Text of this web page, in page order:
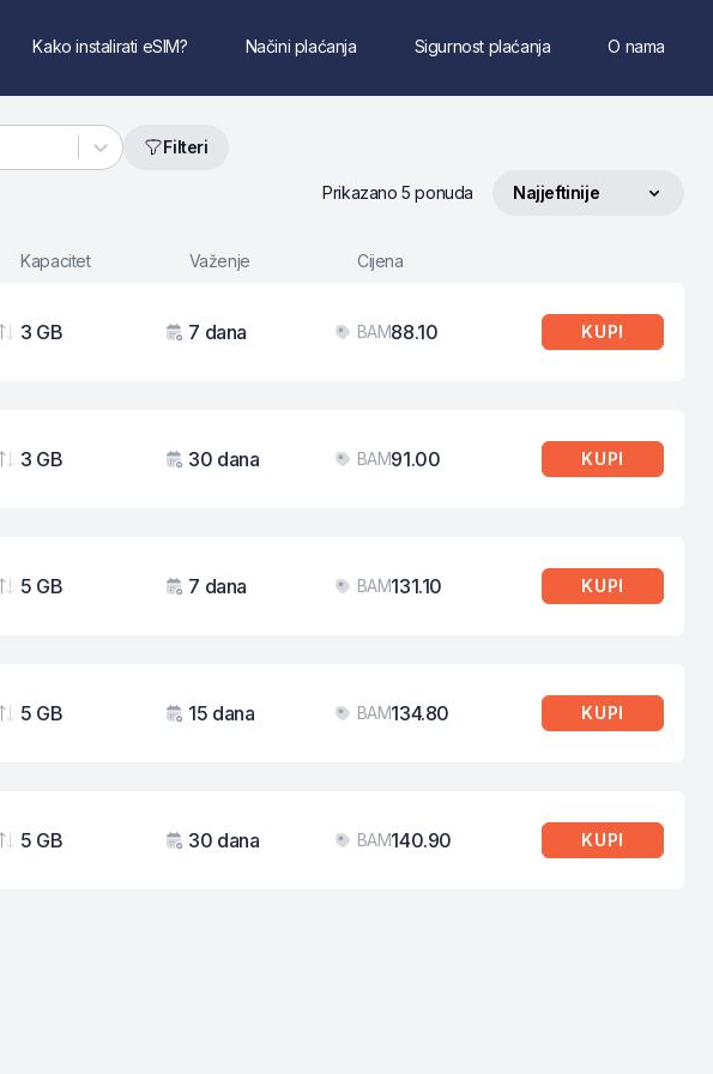
Kako instalirati eSIM? Načini plaćanja Sigurnost plaćanja O nama
Filteri
Prikazano 5 ponuda Sortiraj po
Najjeftinije
Kapacitet Važenje Cijena
Podaci
3 GB
Važenje
7 dana
Cijena
BAM88.10 KUPI
Podaci
3 GB
Važenje
30 dana
Cijena
BAM91.00 KUPI
Podaci
5 GB
Važenje
7 dana
Cijena
BAM131.10 KUPI
Podaci
5 GB
Važenje
15 dana
Cijena
BAM134.80 KUPI
Podaci
5 GB
Važenje
30 dana
Cijena
BAM140.90 KUPI